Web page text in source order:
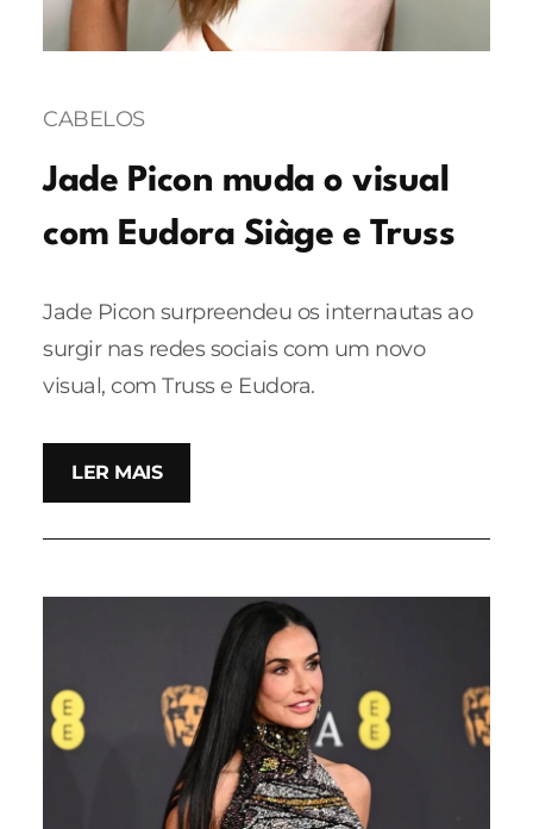
CABELOS
Jade Picon muda o visual
com Eudora Siàge e Truss
Jade Picon surpreendeu os internautas ao
surgir nas redes sociais com um novo
visual, com Truss e Eudora.
LER MAIS